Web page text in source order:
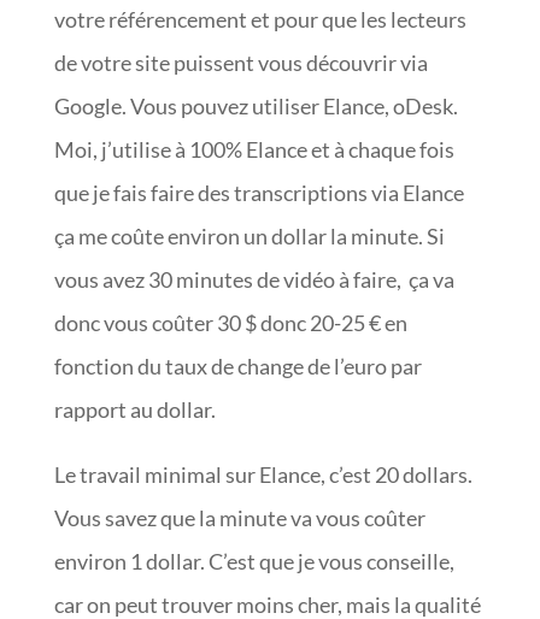
votre référencement et pour que les lecteurs
de votre site puissent vous découvrir via
Google. Vous pouvez utiliser Elance, oDesk.
Moi, j’utilise à 100% Elance et à chaque fois
que je fais faire des transcriptions via Elance
ça me coûte environ un dollar la minute. Si
vous avez 30 minutes de vidéo à faire, ça va
donc vous coûter 30 $ donc 20-25 € en
fonction du taux de change de l’euro par
rapport au dollar.
Le travail minimal sur Elance, c’est 20 dollars.
Vous savez que la minute va vous coûter
environ 1 dollar. C’est que je vous conseille,
car on peut trouver moins cher, mais la qualité